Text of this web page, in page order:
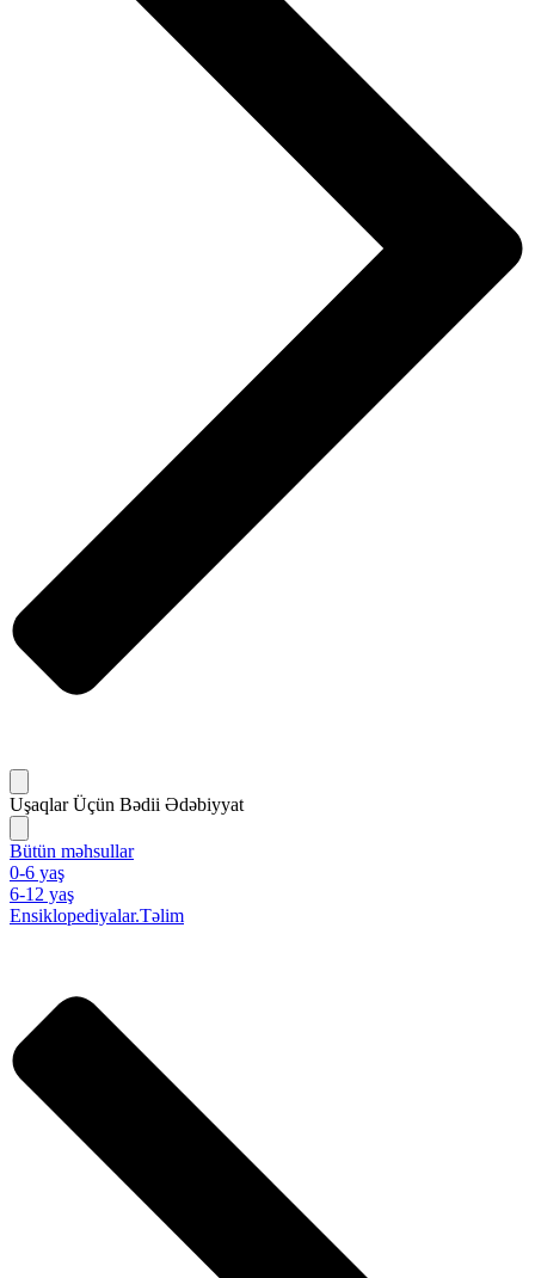
Uşaqlar Üçün Bədii Ədəbiyyat
Bütün məhsullar
0-6 yaş
6-12 yaş
Ensiklopediyalar.Təlim